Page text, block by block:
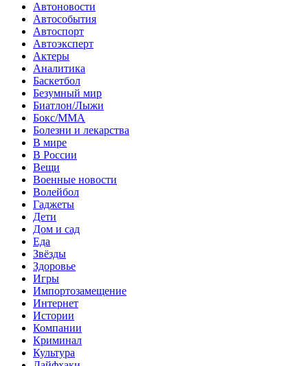
Автоновости
Автособытия
Автоспорт
Автоэксперт
Актеры
Аналитика
Баскетбол
Безумный мир
Биатлон/Лыжи
Бокс/MMA
Болезни и лекарства
В мире
В России
Вещи
Военные новости
Волейбол
Гаджеты
Дети
Дом и сад
Еда
Звёзды
Здоровье
Игры
Импортозамещение
Интернет
Истории
Компании
Криминал
Культура